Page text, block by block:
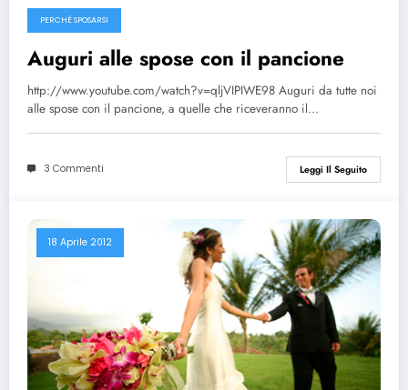
13 Maggio 2012
PERCHÉ SPOSARSI
Auguri alle spose con il pancione
http://www.youtube.com/watch?v=qljVIPIWE98 Auguri da tutte noi
alle spose con il pancione, a quelle che riceveranno il…
3 Commenti Leggi Il Seguito
18 Aprile 2012